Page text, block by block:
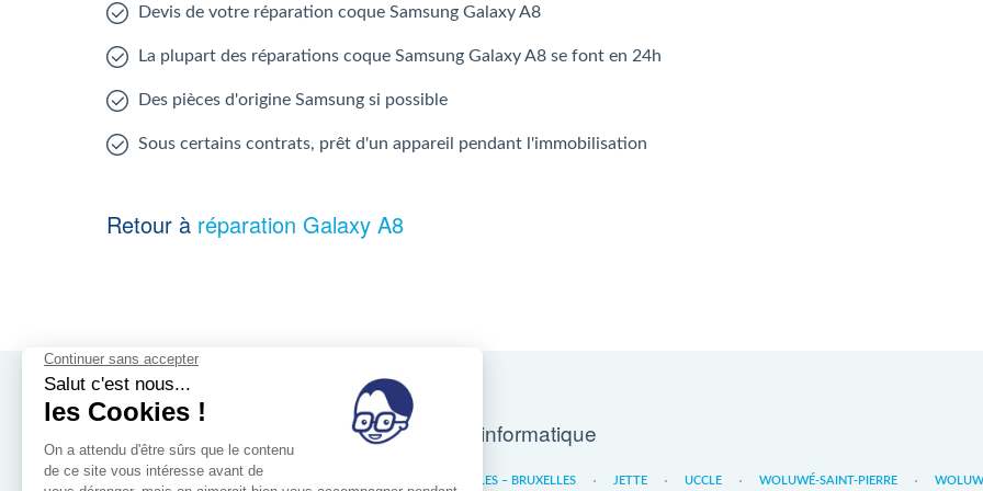
Devis de votre réparation coque Samsung Galaxy A8
La plupart des réparations coque Samsung Galaxy A8 se font en 24h
Des pièces d'origine Samsung si possible
Sous certains contrats, prêt d'un appareil pendant l'immobilisation
Retour à réparation Galaxy A8
Nos magasins d'informatique
IXELLES – BRUXELLES JETTE UCCLE WOLUWÉ-SAINT-PIERRE